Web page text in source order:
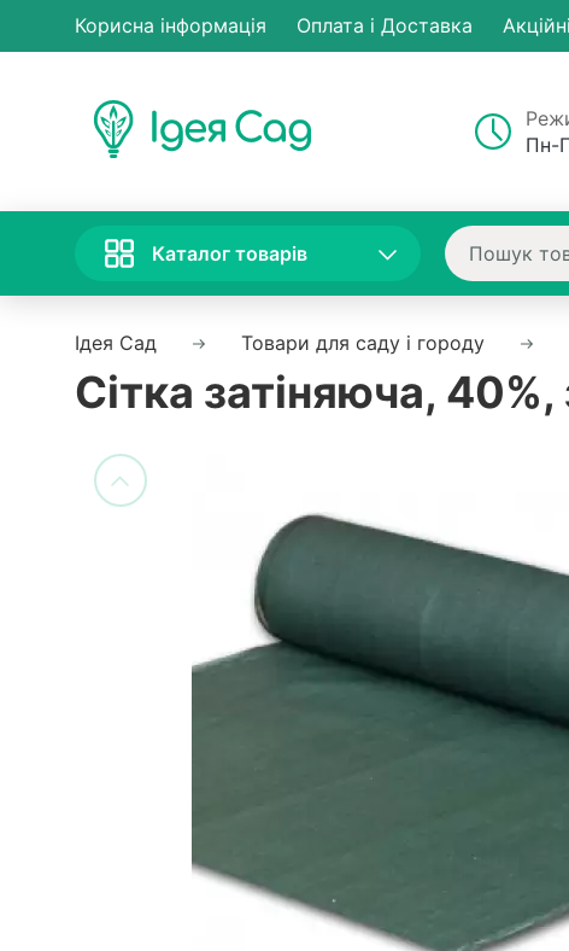
Корисна інформація Оплата і Доставка
Пн-
Каталог товарів
Ідея Сад Товари для саду і городу
Сітка затіняюча,